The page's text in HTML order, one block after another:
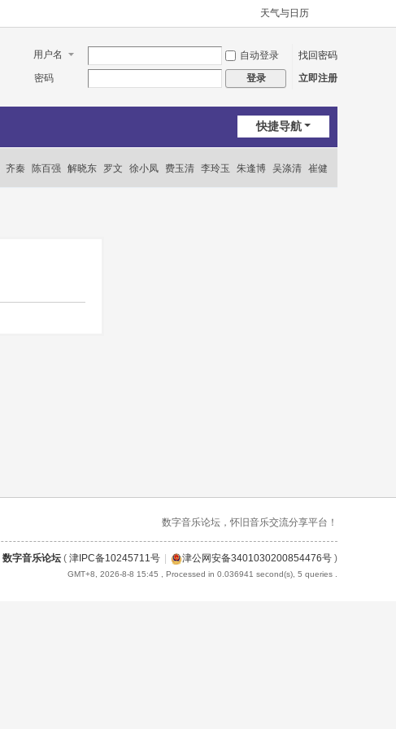
天气与日历
用户名 自动登录
找回密码
密码
登录 立即注册
快捷导航
齐秦 陈百强 解晓东 罗文 徐小凤 费玉清 李玲玉 朱逢博 吴涤清 崔健
数字音乐论坛，怀旧音乐交流分享平台！
数字音乐论坛 ( 津IPC备10245711号 津公网安备3401030200854476号 )
GMT+8, 2026-8-8 15:45 , Processed in 0.036941 second(s), 5 queries .